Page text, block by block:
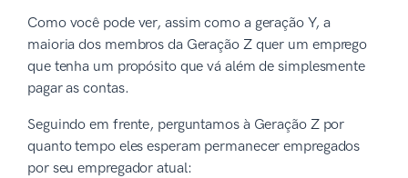
Como você pode ver, assim como a geração Y, a
maioria dos membros da Geração Z quer um emprego
que tenha um propósito que vá além de simplesmente
pagar as contas.
Seguindo em frente, perguntamos à Geração Z por
quanto tempo eles esperam permanecer empregados
por seu empregador atual: